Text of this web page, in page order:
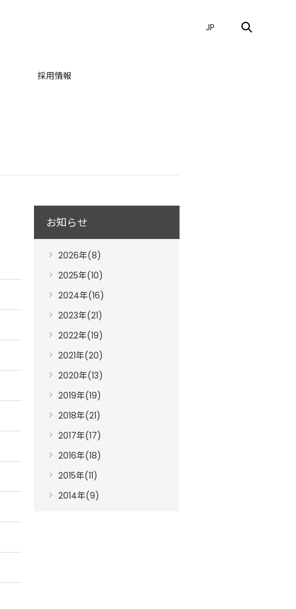
JP
採用情報
お知らせ
2026年(8)
2025年(10)
2024年(16)
2023年(21)
2022年(19)
2021年(20)
2020年(13)
2019年(19)
2018年(21)
2017年(17)
2016年(18)
2015年(11)
2014年(9)